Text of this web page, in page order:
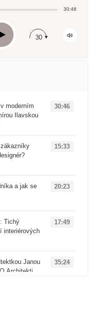
30:46
30
moderním
Ilavskou
30:46
15:33
a jak se
20:23
Tichý
interiérových
17:49
Janou
Architekti
35:24
Podcast